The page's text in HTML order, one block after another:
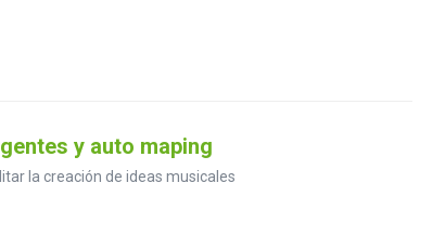
y auto maping
la creación de ideas musicales